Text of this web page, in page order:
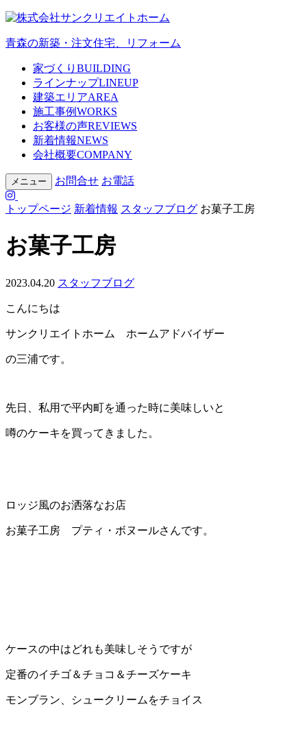
青森の新築・注文住宅、リフォーム
家づくり BUILDING
ラインナップLINEUP
建築エリアAREA
施工事例WORKS
お客様の声REVIEWS
新着情報NEWS
会社概要COMPANY
メニュー お問合せ お電話
トップページ 新着情報 スタッフブログ お菓子工房
お菓子工房
2023.04.20 スタッフブログ
こんにちは
サンクリエイトホーム ホームアドバイザー
の三浦です。
先日、私用で平内町を通った時に美味しいと
噂のケーキを買ってきました。
ロッジ風のお洒落なお店
お菓子工房 プティ・ボヌールさんです。
ケースの中はどれも美味しそうですが
定番のイチゴ＆チョコ＆チーズケーキ
モンブラン、シュークリームをチョイス